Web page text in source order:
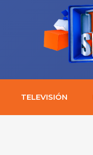
TELEVISIÓN